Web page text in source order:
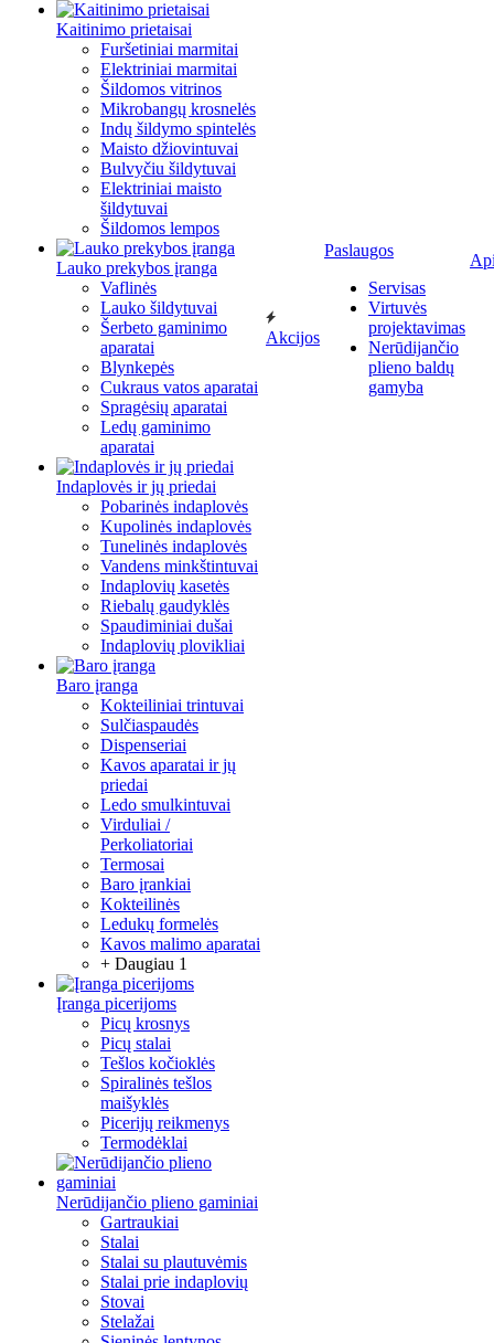
Kaitinimo prietaisai
Furšetiniai marmitai
Elektriniai marmitai
Šildomos vitrinos
Mikrobangų krosnelės
Indų šildymo spintelės
Maisto džiovintuvai
Bulvyčiu šildytuvai
Elektriniai maisto
šildytuvai
Šildomos lempos
Lauko prekybos įranga
Vaflinės
Lauko šildytuvai
Šerbeto gaminimo
aparatai
Blynkepės
Cukraus vatos aparatai
Spragėsių aparatai
Ledų gaminimo
aparatai
Indaplovės ir jų priedai
Pobarinės indaplovės
Kupolinės indaplovės
Tunelinės indaplovės
Vandens minkštintuvai
Indaplovių kasetės
Riebalų gaudyklės
Spaudiminiai dušai
Indaplovių plovikliai
Baro įranga
Kokteiliniai trintuvai
Sulčiaspaudės
Dispenseriai
Kavos aparatai ir jų
priedai
Ledo smulkintuvai
Virduliai /
Perkoliatoriai
Termosai
Baro įrankiai
Kokteilinės
Ledukų formelės
Kavos malimo aparatai
+ Daugiau 1
Įranga picerijoms
Picų krosnys
Picų stalai
Tešlos kočioklės
Spiralinės tešlos
maišyklės
Picerijų reikmenys
Termodėklai
Nerūdijančio plieno gaminiai
Gartraukiai
Stalai
Stalai su plautuvėmis
Stalai prie indaplovių
Stovai
Stelažai
Akcijos
Paslaugos
Servisas
Virtuvės
projektavimas
Nerūdijančio
plieno baldų
gamyba